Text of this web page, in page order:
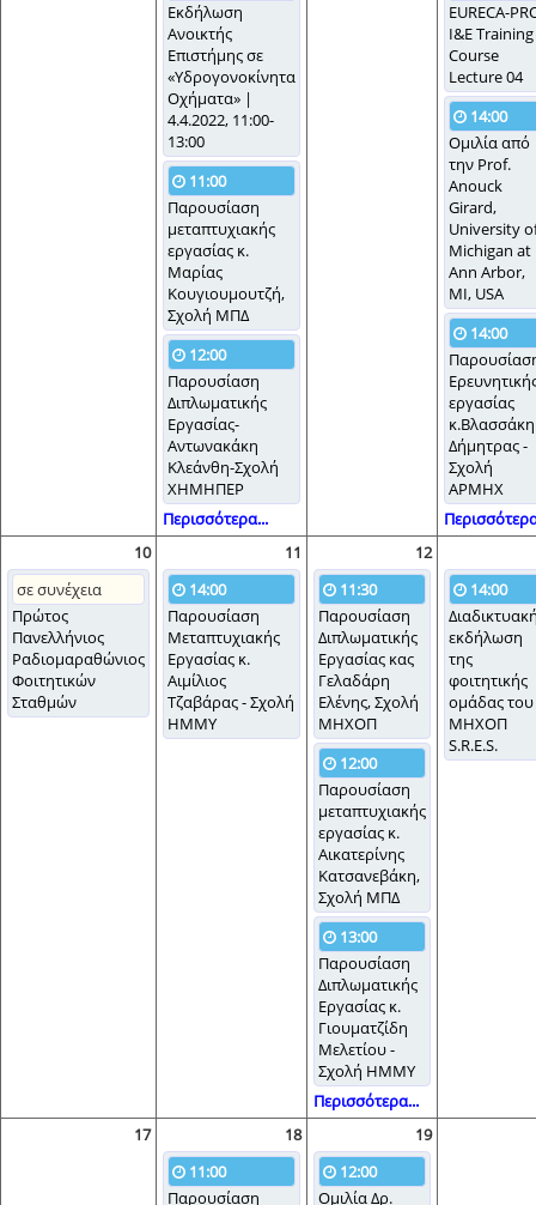
Εκδήλωση
Ανοικτής
Επιστήμης σε
«Υδρογονοκίνητα
Οχήματα» |
4.4.2022, 11:00-
13:00
11:00
Παρουσίαση
μεταπτυχιακής
εργασίας κ.
Μαρίας
Κουγιουμουτζή,
Σχολή ΜΠΔ
12:00
Παρουσίαση
Διπλωματικής
Εργασίας-
Αντωνακάκη
Κλεάνθη-Σχολή
ΧΗΜΗΠΕΡ
Περισσότερα...
EURECA-
I&E Training
Course
Lecture 04
14:00
Ομιλία από
την Prof.
Anouck
Girard,
University
Michigan at
Ann Arbor,
MI, USA
14:00
εργασίας
κ.Βλασσάκη
Δήμητρας -
Σχολή
ΑΡΜΗΧ
10
11
12
σε συνέχεια
Πρώτος
Πανελλήνιος
Ραδιομαραθώνιος
Φοιτητικών
Σταθμών
14:00
Παρουσίαση
Μεταπτυχιακής
Εργασίας κ.
Αιμίλιος
Τζαβάρας - Σχολή
ΗΜΜΥ
11:30
Παρουσίαση
Διπλωματικής
Εργασίας κας
Γελαδάρη
Ελένης, Σχολή
ΜΗΧΟΠ
12:00
Παρουσίαση
μεταπτυχιακής
εργασίας κ.
Αικατερίνης
Κατσανεβάκη,
Σχολή ΜΠΔ
13:00
Παρουσίαση
Διπλωματικής
Εργασίας κ.
Γιουματζίδη
Μελετίου -
Σχολή ΗΜΜΥ
Περισσότερα...
14:00
εκδήλωση
της
φοιτητικής
ομάδας του
ΜΗΧΟΠ
S.R.E.S.
17 18
19
11:00
Παρουσίαση
12:00
Ομιλία Δρ.